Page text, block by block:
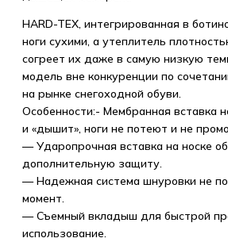
HARD-TEX, интегрированная в
ноги сухими, а утеплитель
согреет их даже в самую низкую
модель вне конкуренции по
на рынке снегоходной обуви.
Особенности:- Мембранная вставка
и «дышит», ноги не потеют и не
— Ударопрочная вставка на носке
дополнительную защиту.
— Надежная система шнуровки не
момент.
— Съемный вкладыш для быстрой
использование.